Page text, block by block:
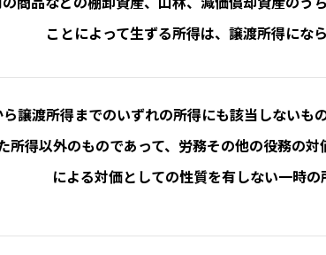
ことによって生ずる所得は、譲渡所得にな
譲渡所得までのいずれの所得にも該当しないも
所得以外のものであって、労務その他の役務の
による対価としての性質を有しない一時の